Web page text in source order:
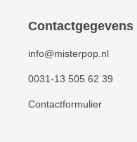
Contactgegevens
info@misterpop.nl
0031-13 505 62 39
Contactformulier